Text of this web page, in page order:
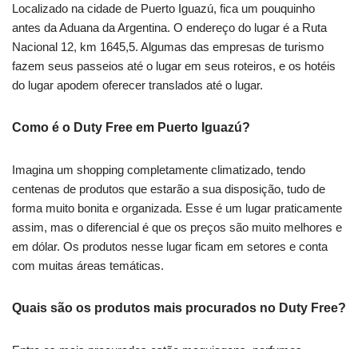
Localizado na cidade de Puerto Iguazú, fica um pouquinho
antes da Aduana da Argentina. O endereço do lugar é a Ruta
Nacional 12, km 1645,5. Algumas das empresas de turismo
fazem seus passeios até o lugar em seus roteiros, e os hotéis
do lugar apodem oferecer translados até o lugar.
Como é o Duty Free em Puerto Iguazú?
Imagina um shopping completamente climatizado, tendo
centenas de produtos que estarão a sua disposição, tudo de
forma muito bonita e organizada. Esse é um lugar praticamente
assim, mas o diferencial é que os preços são muito melhores e
em dólar. Os produtos nesse lugar ficam em setores e conta
com muitas áreas temáticas.
Quais são os produtos mais procurados no Duty Free?